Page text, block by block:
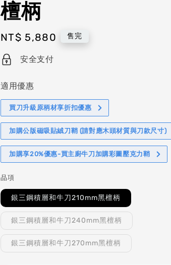
檀柄
Regular
price
NT$ 5,880 售完
安全支付
適用優惠
買刀升級原柄材享折扣優惠
加購公版磁吸貼絨刀鞘 (請對應木頭材質與刀款尺寸)
加購享20%優惠-買主廚牛刀加購彩圖壓克力鞘
品項
銀三鋼積層和牛刀210mm黑檀柄
銀三鋼積層和牛刀240mm黑檀柄
銀三鋼積層和牛刀270mm黑檀柄